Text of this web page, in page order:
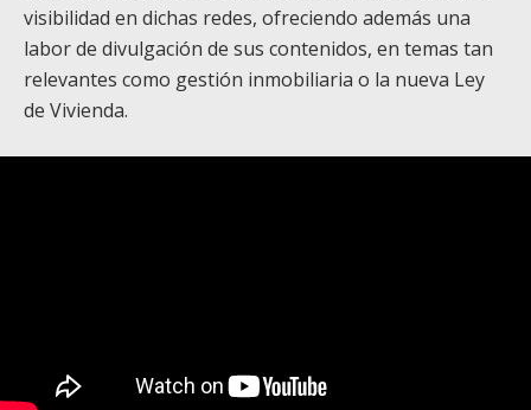
visibilidad en dichas redes, ofreciendo además una
labor de divulgación de sus contenidos, en temas tan
relevantes como gestión inmobiliaria o la nueva Ley
de Vivienda.